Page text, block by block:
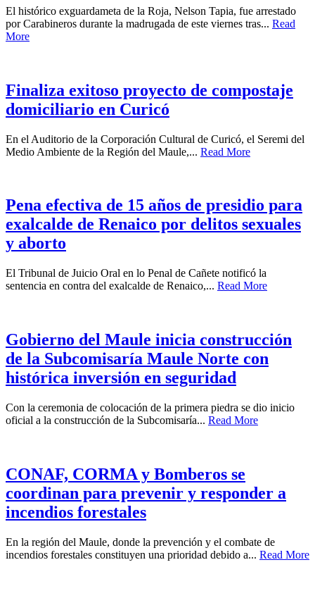
El histórico exguardameta de la Roja, Nelson Tapia, fue arrestado
por Carabineros durante la madrugada de este viernes tras... Read
More
Finaliza exitoso proyecto de compostaje
domiciliario en Curicó
En el Auditorio de la Corporación Cultural de Curicó, el Seremi del
Medio Ambiente de la Región del Maule,... Read More
Pena efectiva de 15 años de presidio para
exalcalde de Renaico por delitos sexuales
y aborto
El Tribunal de Juicio Oral en lo Penal de Cañete notificó la
sentencia en contra del exalcalde de Renaico,... Read More
Gobierno del Maule inicia construcción
de la Subcomisaría Maule Norte con
histórica inversión en seguridad
Con la ceremonia de colocación de la primera piedra se dio inicio
oficial a la construcción de la Subcomisaría... Read More
CONAF, CORMA y Bomberos se
coordinan para prevenir y responder a
incendios forestales
En la región del Maule, donde la prevención y el combate de
incendios forestales constituyen una prioridad debido a... Read More